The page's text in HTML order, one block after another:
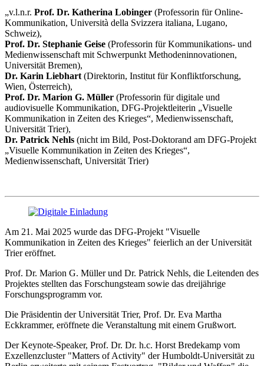
„v.l.n.r. Prof. Dr. Katherina Lobinger (Professorin für Online-
Kommunikation, Università della Svizzera italiana, Lugano,
Schweiz),
Prof. Dr. Stephanie Geise (Professorin für Kommunikations- und
Medienwissenschaft mit Schwerpunkt Methodeninnovationen,
Universität Bremen),
Dr. Karin Liebhart (Direktorin, Institut für Konfliktforschung,
Wien, Österreich),
Prof. Dr. Marion G. Müller (Professorin für digitale und
audiovisuelle Kommunikation, DFG-Projektleiterin „Visuelle
Kommunikation in Zeiten des Krieges“, Medienwissenschaft,
Universität Trier),
Dr. Patrick Nehls (nicht im Bild, Post-Doktorand am DFG-Projekt
„Visuelle Kommunikation in Zeiten des Krieges“,
Medienwissenschaft, Universität Trier)
Am 21. Mai 2025 wurde das DFG-Projekt "Visuelle
Kommunikation in Zeiten des Krieges" feierlich an der Universität
Trier eröffnet.
Prof. Dr. Marion G. Müller und Dr. Patrick Nehls, die Leitenden des
Projektes stellten das Forschungsteam sowie das dreijährige
Forschungsprogramm vor.
Die Präsidentin der Universität Trier, Prof. Dr. Eva Martha
Eckkrammer, eröffnete die Veranstaltung mit einem Grußwort.
Der Keynote-Speaker, Prof. Dr. Dr. h.c. Horst Bredekamp vom
Exzellenzcluster "Matters of Activity" der Humboldt-Universität zu